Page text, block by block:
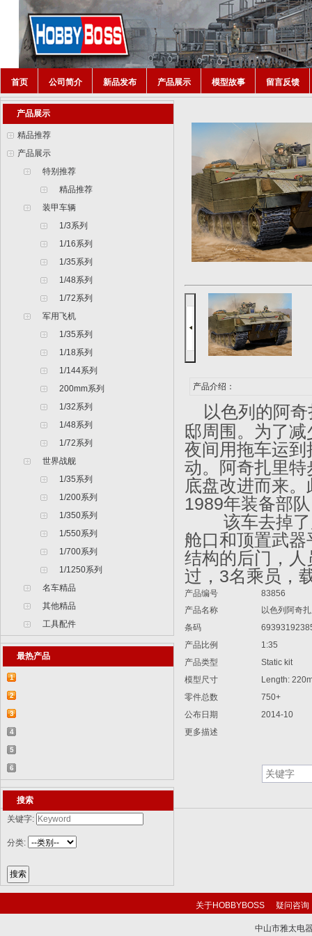
首页 公司简介 新品发布 产品展示 模型故事 留言反馈
产品展示
精品推荐
产品展示
特别推荐
精品推荐
装甲车辆
1/3系列
1/16系列
1/35系列
1/48系列
1/72系列
军用飞机
1/35系列
1/18系列
1/144系列
200mm系列
1/32系列
1/48系列
1/72系列
世界战舰
1/35系列
1/200系列
1/350系列
1/550系列
1/700系列
1/1250系列
名车精品
其他精品
工具配件
最热产品
1
【2015-07-07】德国BR 52型蒸汽机车
829...
2
【2015-07-06】德国LWS水陆两栖牵引车
82...
3
【2018-08-31】中国ZTL-11轮式装甲突击
车 ...
4
【2015-12-31】加拿大豹2A4M主战坦克
8386...
5
【2014-12-10】俄罗斯KrAZ-255B军用卡
车85...
6
【2014-12-10】以色列阿奇扎里特装甲运
兵...搜索
关键字:
分类:
产品介绍：
以色列的阿
邸周围。为了
夜间用拖车运
动。阿奇扎里
底盘改进而来
1989年装备部
该车去掉了
舱口和顶置武
结构的后门，
过， 3名乘员，
产品编号
83856
产品名称
以色列阿奇
条码
产品比例
1:35
产品类型
Static kit
模型尺寸
Length:
零件总数
750+
公布日期
2014-10
更多描述
关于HOBBYBOSS 疑问咨询
中山市雅太电